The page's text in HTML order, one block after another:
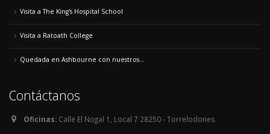
Visita a The King's Hospital School
Visita a Ratoath College
Quedada en Ashbourne con nuestros...
Contáctanos
Oficinas: Calle El Nogal 1, Local 7 28250 - Torrelodones